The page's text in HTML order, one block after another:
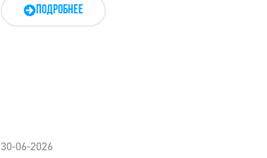
ПОДРОБНЕЕ
30-06-2026